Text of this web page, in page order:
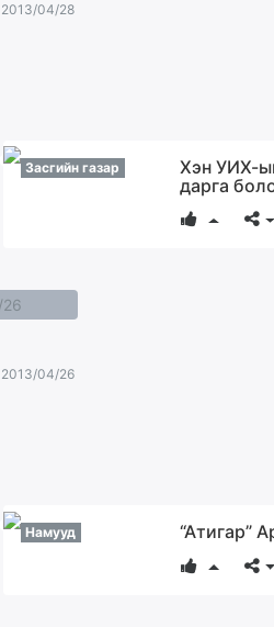
2013/04/28
Засгийн газар
Хэн УИХ-
дарга
2013/04/26
Намууд
“Атигар”